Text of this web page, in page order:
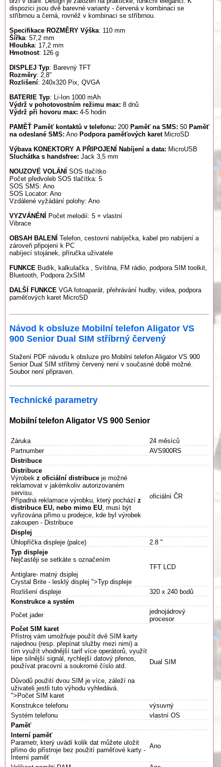
dispozici jsou dvě barevné varianty - červená v kombinaci se
stříbrnou a černá, rovněž v kombinaci se stříbrnou.
Specifikace ROZMĚRY Výška: 110 mm
Šířka: 57,2 mm
Hloubka: 17,2 mm
Hmotnost: 126 g
DISPLEJ Typ: Barevný TFT
Rozměry: 2,8"
Rozlišení: 240x320 Pix, QVGA
BATERIE Typ: Li-Ion 1000 mAh
Výdrž v pohotovostním režimu max: 8 dnů
Výdrž při hovoru max: 4-5 hodin
PAMĚŤ Paměť kontaktů v telefonu: 200 Paměť na SMS: 50 Paměť
na odeslané SMS: Ano Podpora paměťových karetMicroSD
Výbava KONEKTORY A PŘIPOJENÍ Nabíjení a data: MicroUSB
Sluchátka s handsfree: Jack 3,5 mm
NOUZOVÉ VOLÁNÍ
SOS tlačítko
Počet předvoleb SOS tlačítka: 5
SOS SMS: Ano
SOS Locator: Ano
Vzdálené vyžádání polohy: Ano
VYZVÁNĚNÍ
Počet melodií: 5 + vlastní
Vibrace
OBSAH BALENÍ
Telefon, cestovní nabíječka, kabel pro nabíjení a
zároveň připojení k PC
nabíjecí stojánek, příručka uživatele
FUNKCE Budík, kalkulačka , Svítilna, FM rádio, podpora SIM toolkit,
Bluetooth, Podpora 2xSIM
DALŠÍ FUNKCE VGA fotoaparát, přehrávání hudby, videa, podpora
paměťových karet MicroSD
Návod k obsluze Mobilní telefon Aligator VS
900 Senior Dual SIM stříbrný červený
Stažení PDF návodu k obsluze pro Mobilní telefon Aligator VS 900
Senior Dual SIM stříbrný červený není v současné době možné.
Soubor není připraven.
Technické parametry
Mobilní telefon Aligator VS 900 Senior
Záruka
24 měsíců
Partnumber
AVS900RS
Distribuce
Distribuce
Výrobek z oficiální distribuce je možné
reklamovat v jakémkoliv autorizovaném
servisu.
Případná reklamace výrobku, který pochází z
distribuce EU, nebo mimo EU , musí být
vyřizována přímo u prodejce, kde byl výrobek
zakoupen - Distribuce
oficiální ČR
Displej
Úhlopříčka displeje (palce)
2.8 "
Typ displeje
Nejčastěji se setkáte s označením
Antiglare- matný dsiplej
Crystal Brite - lesklý displej ">Typ displeje
TFT LCD
Rozlišení displeje
320 x 240 bodů
Konstrukce a systém
Počet jader
jednojádrový
procesor
Počet SIM karet
Přístroj vám umožňuje použít dvě SIM karty
najednou (resp. přepínat služby mezi nimi) a
tím využít vhodnější tarif více operátorů, využít
lépe silnější signál, rychlejší datový přenos,
používat pracovní a soukromé číslo atd.
Důvodů použití dvou SIM je více, záleží na
uživateli jestli tuto výhodu vyhledává.
">Počet SIM karet
Dual SIM
Konstrukce telefonu
výsuvný
Systém telefonu
vlastní OS
Paměť
Interní paměť
Parametr, který uvádí kolik dat můžete uložit
přímo do přístroje bez použití paměťové karty -
Interní paměť
Ano